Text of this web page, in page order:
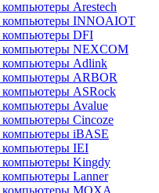
Arestech
компьютеры INNOAIOT
DFI
NEXCOM
Adlink
ARBOR
ASRock
Avalue
Cincoze
iBASE
IEI
Kingdy
Lanner
MOXA